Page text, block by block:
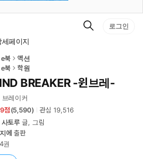
검
로그인
페이지
e북
액션
e북
학원
BREAKER -윈브레-
브레이커
(5,590) 관심19,516
사토루 글, 그림
에 출판
권